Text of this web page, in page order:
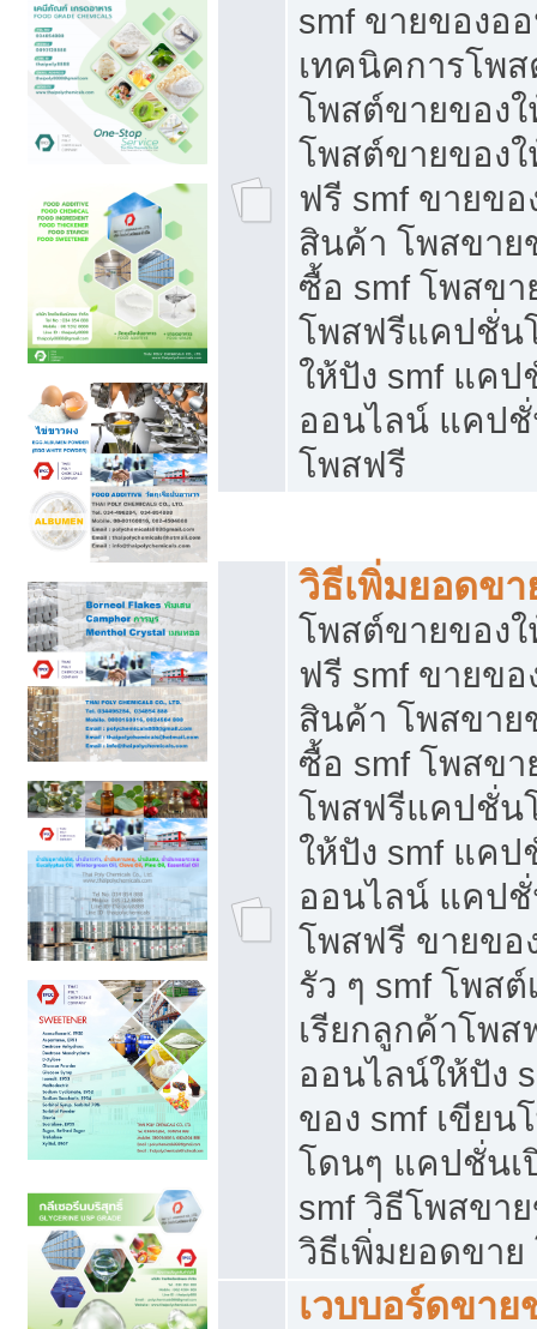
smf ขายของอ
เทคนิคการโพ
โพสต์ขายของ
โพสต์ขายของ
ฟรี smf ขายข
สินค้า โพสขาย
ซื้อ smf โพสข
โพสฟรีแคปชั่น
ให้ปัง smf แค
ออนไลน์ แคป
โพสฟรี
วิธีเพิ่มยอดข
โพสต์ขายของ
ฟรี smf ขายข
สินค้า โพสขาย
ซื้อ smf โพสข
โพสฟรีแคปชั่น
ให้ปัง smf แค
ออนไลน์ แคป
โพสฟรี ขายขอ
รัว ๆ smf โพส
เรียกลูกค้าโพส
ออนไลน์ให้ปัง
ของ smf เขียน
โดนๆ แคปชั่นเ
smf วิธีโพสขา
วิธีเพิ่มยอดขาย
เวบบอร์ดขา